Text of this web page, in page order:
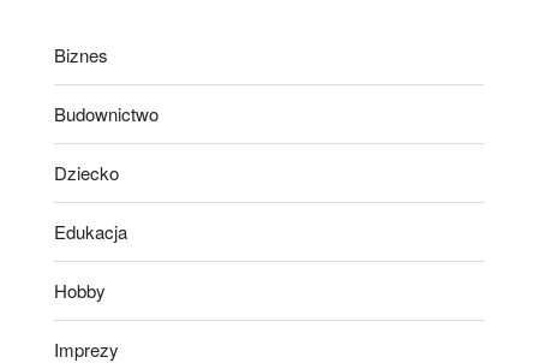
Biznes
Budownictwo
Dziecko
Edukacja
Hobby
Imprezy